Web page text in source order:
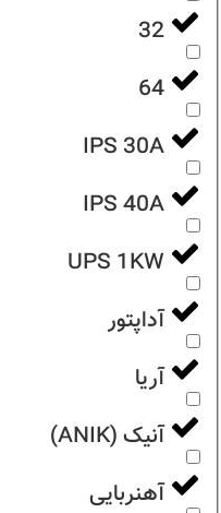
32
64
IPS 30A
IPS 40A
UPS 1KW
آداپتور
آریا
آنیک (ANIK)
آهنربایی